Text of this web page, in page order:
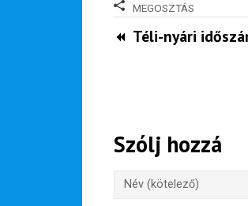
Utazási
poszter
Feliratkozom
MEGOSZTÁS
Téli-nyári
Szólj hozzá